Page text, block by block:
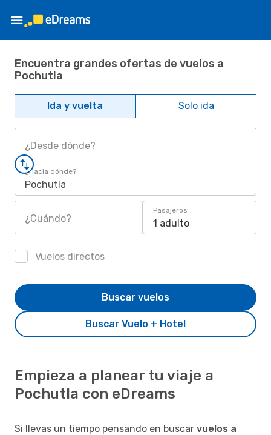
Encuentra grandes ofertas de vuelos a
Pochutla
Ida y vuelta Solo ida
¿Desde dónde?
¿Hacia dónde?
Pochutla
¿Cuándo?
Pasajeros
1 adulto
Vuelos directos
Buscar Vuelo + Hotel
Buscar vuelos
Empieza a planear tu viaje a
Pochutla con eDreams
Si llevas un tiempo pensando en buscar vuelos a